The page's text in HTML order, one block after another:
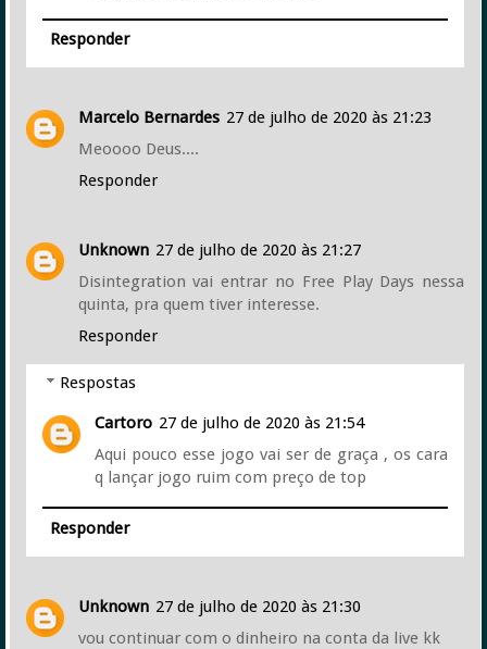
Responder
Marcelo Bernardes 27 de julho de 2020 às 21:23
Meoooo Deus....
Responder
Unknown 27 de julho de 2020 às 21:27
Disintegration vai entrar no Free Play Days nessa
quinta, pra quem tiver interesse.
Responder
Respostas
Cartoro 27 de julho de 2020 às 21:54
Aqui pouco esse jogo vai ser de graça , os cara
q lançar jogo ruim com preço de top
Responder
Unknown 27 de julho de 2020 às 21:30
vou continuar com o dinheiro na conta da live kk